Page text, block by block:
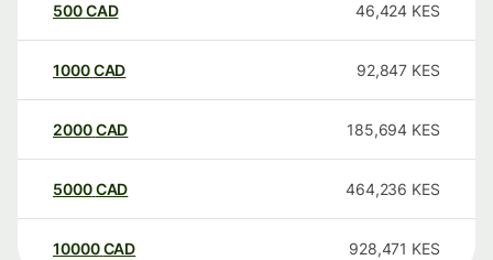
500CAD 46,424 KES
1000CAD 92,847 KES
2000CAD 185,694 KES
5000CAD 464,236 KES
10000 CAD 928,471 KES